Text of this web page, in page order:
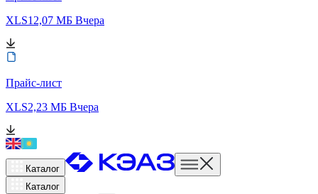
XLS12,07 МБ Вчера
Прайс-лист
XLS2,23 МБ Вчера
Каталог
Каталог